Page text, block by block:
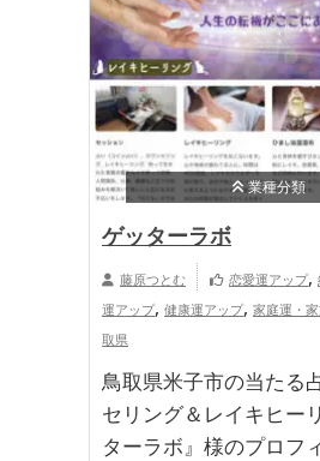
業種分類
ゲッターラボ
藤原つとむ 恋愛運アップ,
運アップ, 健康運アップ, 家庭運・
取県
鳥取県米子市の当たる
セリング＆レイキヒー
ターラボ』様のプロフ